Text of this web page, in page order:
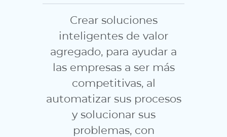
Crear soluciones
inteligentes de valor
agregado, para ayudar a
las empresas a ser más
competitivas, al
automatizar sus procesos
y solucionar sus
problemas, con